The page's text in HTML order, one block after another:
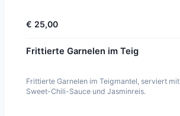
€ 25,00
Frittierte Garnelen im Teig
Frittierte Garnelen im Teigmantel, serviert mit
Sweet-Chili-Sauce und Jasminreis.